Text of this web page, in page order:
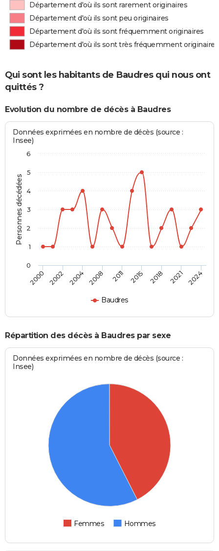
Département d'où ils sont rarement originaires
Département d'où ils sont peu originaires
Département d'où ils sont fréquemment originaires
Département d'où ils sont très fréquemment originaires
Qui sont les habitants de Baudres qui nous ont
quittés ?
Evolution du nombre de décès à Baudres
Personnes décédées
Données exprimées en nombre de décès (source :
Insee)
Baudres
2000 2002 2004 2008 2011 2015 2018 2021 2024
0
1
2
3
4
5
6
Répartition des décès à Baudres par sexe
Données exprimées en nombre de décès (source :
Insee)
Femmes Hommes